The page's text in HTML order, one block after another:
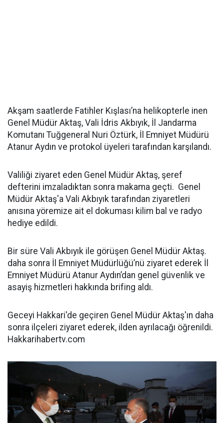
Akşam saatlerde Fatihler Kışlası’na helikopterle inen
Genel Müdür Aktaş, Vali İdris Akbıyık, İl Jandarma
Komutanı Tuğgeneral Nuri Öztürk, İl Emniyet Müdürü
Atanur Aydın ve protokol üyeleri tarafından karşılandı.
Valiliği ziyaret eden Genel Müdür Aktaş, şeref
defterini imzaladıktan sonra makama geçti. Genel
Müdür Aktaş'a Vali Akbıyık tarafından ziyaretleri
anısına yöremize ait el dokuması kilim bal ve radyo
hediye edildi.
Bir süre Vali Akbıyık ile görüşen Genel Müdür Aktaş.
daha sonra İl Emniyet Müdürlüğü’nü ziyaret ederek İl
Emniyet Müdürü Atanur Aydın’dan genel güvenlik ve
asayiş hizmetleri hakkında brifing aldı.
Geceyi Hakkari'de geçiren Genel Müdür Aktaş'ın daha
sonra ilçeleri ziyaret ederek, ilden ayrılacağı öğrenildi.
Hakkarihabertv.com